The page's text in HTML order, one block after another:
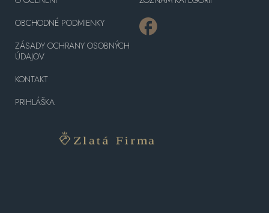
OBCHODNÉ PODMIENKY
ZÁSADY OCHRANY OSOBNÝCH
ÚDAJOV
KONTAKT
PRIHLÁŠKA